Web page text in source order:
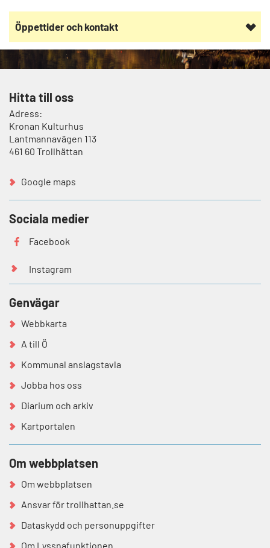
Öppettider och kontakt
Hitta till oss
Adress:
Kronan Kulturhus
Lantmannavägen 113
461 60 Trollhättan
Google maps
Sociala medier
Facebook
Instagram
Genvägar
Webbkarta
A till Ö
Kommunal anslagstavla
Jobba hos oss
Diarium och arkiv
Kartportalen
Om webbplatsen
Om webbplatsen
Ansvar för trollhattan.se
Dataskydd och personuppgifter
Om Lyssnafunktionen